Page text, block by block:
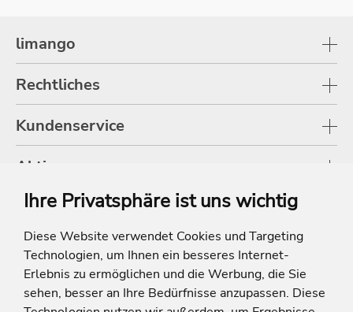
Ihre Privatsphäre ist uns wichtig
Diese Website verwendet Cookies und Targeting
Technologien, um Ihnen ein besseres Internet-
Erlebnis zu ermöglichen und die Werbung, die Sie
sehen, besser an Ihre Bedürfnisse anzupassen. Diese
limango
Rechtliches
Kundenservice
Aktionen
Shop
* Die Ersparnis bezieht sich auf die aktuellen Listenpreise der Hotels, bei
Paketangeboten auf die Summe der Preise der Einzelleistungen.
**Streichpreise beziehen sich auf die ursprünglichen Preise des Reiseveranstalters.